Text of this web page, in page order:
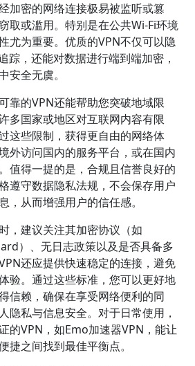
加密的网络连接极易被监听或篡
取或滥用。特别是在公共Wi-Fi环境
尤为重要。优质的VPN不仅可以隐
踪，还能对数据进行端到端加密，
安全无虞。
靠的VPN还能帮助您突破地域限
多国家或地区对互联网内容有限
这些限制，获得更自由的网络体
外访问国内的服务平台，或在国内
值得一提的是，合规且信誉良好的
遵守数据隐私法规，不会保存用户
，从而增强用户的信任感。
，建议关注其加密协议（如
）、无日志政策以及是否具备多
还应提供快速稳定的连接，避免
验。通过这些标准，您可以更好地
信赖，确保在享受网络便利的同
隐私与信息安全。对于日常使用，
的VPN，如Emo加速器VPN，能让
捷之间找到最佳平衡点。